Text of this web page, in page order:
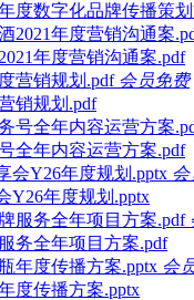
度数字化品牌传播策
年度营销沟通案.pdf
会员免费
销规划.pdf
全年内容运营方案.pdf
Y26年度规划.pptx
务全年项目方案.pdf
会
度传播方案.pptx